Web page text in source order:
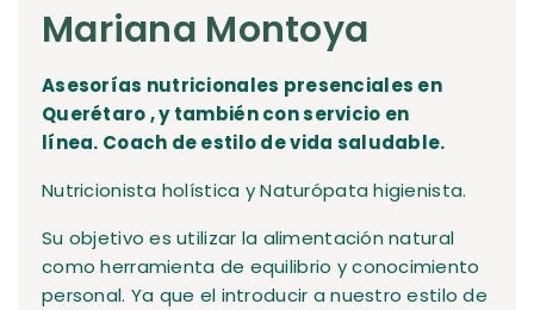
Mariana Montoya
Asesorías nutricionales presenciales en
Querétaro , y también con servicio en
línea. Coach de estilo de vida saludable.
Nutricionista holística y Naturópata higienista.
Su objetivo es utilizar la alimentación natural
como herramienta de equilibrio y conocimiento
personal. Ya que el introducir a nuestro estilo de